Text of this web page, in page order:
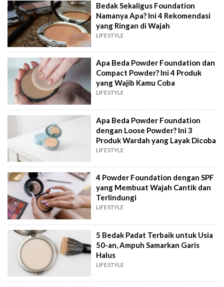
Bedak Sekaligus Foundation
Namanya Apa? Ini 4 Rekomendasi
yang Ringan di Wajah
LIFESTYLE
Apa Beda Powder Foundation dan
Compact Powder? Ini 4 Produk
yang Wajib Kamu Coba
LIFESTYLE
Apa Beda Powder Foundation
dengan Loose Powder? Ini 3
Produk Wardah yang Layak Dicoba
LIFESTYLE
4 Powder Foundation dengan SPF
yang Membuat Wajah Cantik dan
Terlindungi
LIFESTYLE
5 Bedak Padat Terbaik untuk Usia
50-an, Ampuh Samarkan Garis
Halus
LIFESTYLE